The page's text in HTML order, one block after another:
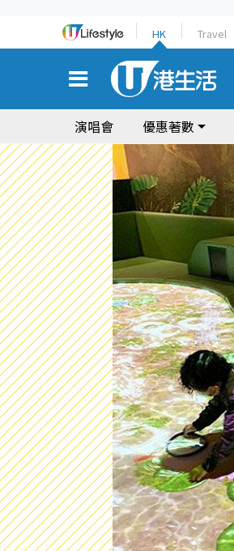
HK Travel
演唱會 優惠著數